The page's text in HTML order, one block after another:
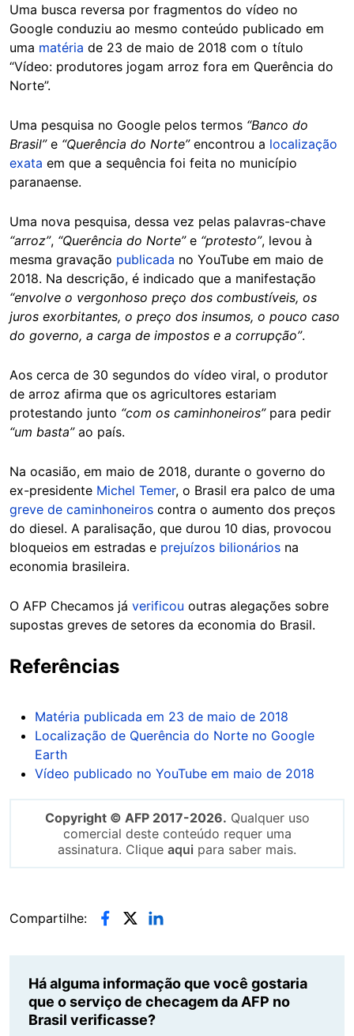
Uma busca reversa por fragmentos do vídeo no
Google conduziu ao mesmo conteúdo publicado em
uma matéria de 23 de maio de 2018 com o título
“Vídeo: produtores jogam arroz fora em Querência do
Norte”.
Uma pesquisa no Google pelos termos “Banco do
Brasil”e “Querência do Norte”encontrou a localização
exata em que a sequência foi feita no município
paranaense.
Uma nova pesquisa, dessa vez pelas palavras-chave
“arroz”, “Querência do Norte”e “protesto”, levou à
mesma gravação publicada no YouTube em maio de
2018. Na descrição, é indicado que a manifestação
“envolve o vergonhoso preço dos combustíveis, os
juros exorbitantes, o preço dos insumos, o pouco caso
do governo, a carga de impostos e a corrupção”.
Aos cerca de 30 segundos do vídeo viral, o produtor
de arroz afirma que os agricultores estariam
protestando junto “com os caminhoneiros”para pedir
“um basta”ao país.
Na ocasião, em maio de 2018, durante o governo do
ex-presidente Michel Temer, o Brasil era palco de uma
greve de caminhoneiros contra o aumento dos preços
do diesel. A paralisação, que durou 10 dias, provocou
bloqueios em estradas e prejuízos bilionários na
economia brasileira.
O AFP Checamos já verificou outras alegações sobre
supostas greves de setores da economia do Brasil.
Referências
Matéria publicada em 23 de maio de 2018
Localização de Querência do Norte no Google
Earth
Vídeo publicado no YouTube em maio de 2018
Copyright © AFP 2017-2026. Qualquer uso
comercial deste conteúdo requer uma
assinatura. Clique aqui para saber mais.
Compartilhe:
Há alguma informação que você gostaria
que o serviço de checagem da AFP no
Brasil verificasse?